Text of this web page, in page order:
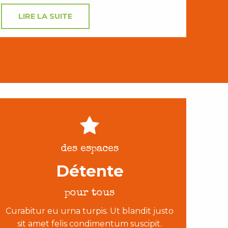
LIRE LA SUITE
des espaces
Détente
pour tous
Curabitur eu urna turpis. Ut blandit justo
sit amet felis condimentum suscipit.